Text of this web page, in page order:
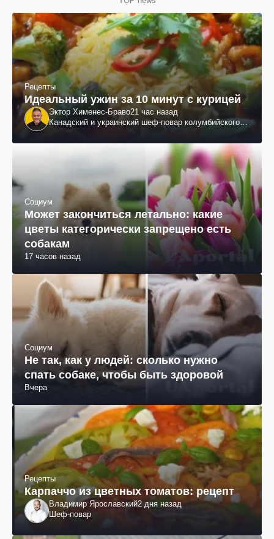
Рецепты
Идеальный ужин за 10 минут с курицей
Эктор Хименес-Браво21 час назад
Канадский и украинский шеф-повар колумбийского
Социум
Может закончиться летально: какие
цветы категорически запрещено есть
собакам
17 часов назад
Социум
Не так, как у людей: сколько нужно
спать собаке, чтобы быть здоровой
Вчера
Рецепты
Карпаччо из цветных томатов: рецепт
Владимир Ярославский2 дня назад
Шеф-повар